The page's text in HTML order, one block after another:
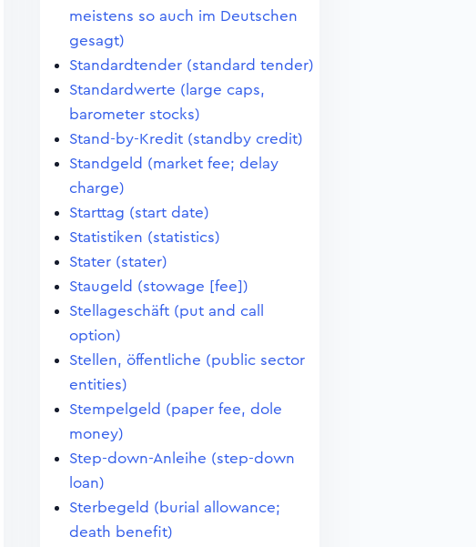
meistens so auch im Deutschen
gesagt)
Standardtender (standard tender)
Standardwerte (large caps,
barometer stocks)
Stand-by-Kredit (standby credit)
Standgeld (market fee; delay
charge)
Starttag (start date)
Statistiken (statistics)
Stater (stater)
Staugeld (stowage [fee])
Stellageschäft (put and call
option)
Stellen, öffentliche (public sector
entities)
Stempelgeld (paper fee, dole
money)
Step-down-Anleihe (step-down
loan)
Sterbegeld (burial allowance;
death benefit)